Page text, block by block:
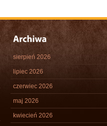
sierpień 2026
lipiec 2026
czerwiec 2026
maj 2026
kwiecień 2026